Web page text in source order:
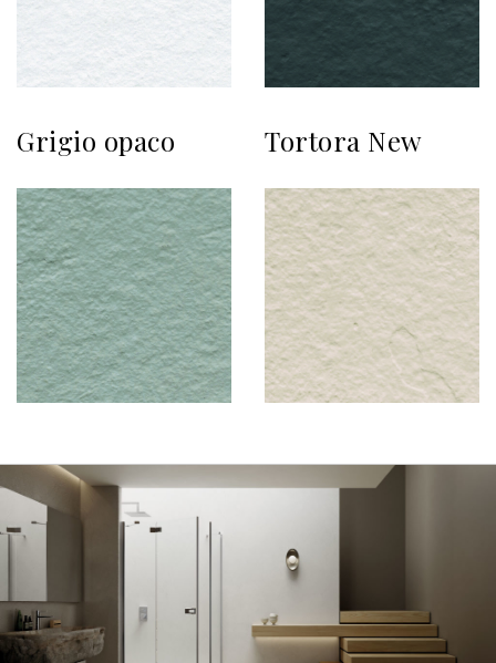
Grigio opaco Tortora New